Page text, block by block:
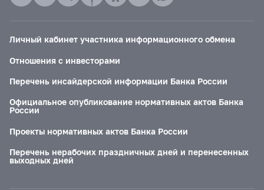
Личный кабинет участника информационного обмена
Отношения с инвесторами
Перечень инсайдерской информации Банка России
Официальное опубликование нормативных актов Банка
России
Проекты нормативных актов Банка России
Перечень нерабочих праздничных дней и перенесенных
выходных дней